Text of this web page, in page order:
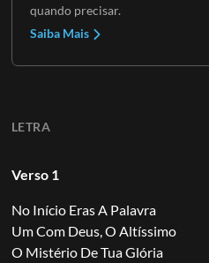
quando precisar.
Saiba Mais
LETRA
Verso 1
No Início Eras A Palavra
Um Com Deus, O Altíssimo
O Mistério De Tua Glória